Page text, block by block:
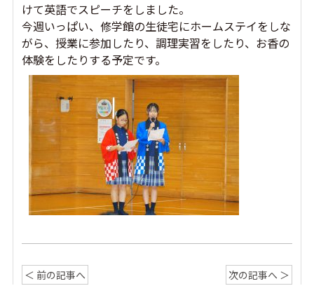
けて英語でスピーチをしました。
今週いっぱい、修学館の生徒宅にホームステイをしな
がら、授業に参加したり、調理実習をしたり、お香の
体験をしたりする予定です。
＜ 前の記事へ 次の記事へ ＞